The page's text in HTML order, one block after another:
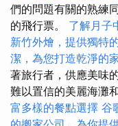
們的問題有關的熟練
的飛行票。 了解月子
新竹外燴，提供獨特
潔，為您打造乾淨的
著旅行者，供應美味
難以置信的美麗海灘
富多樣的餐點選擇 谷